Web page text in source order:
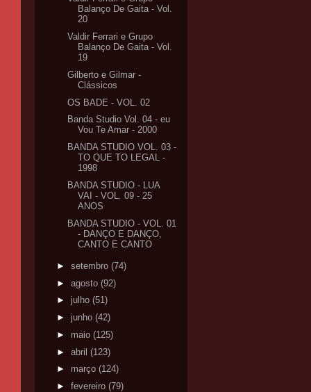
Balanço De Gaita - Vol.
20
Valdir Ferrari e Grupo
Balanço De Gaita - Vol.
19
Gilberto e Gilmar -
Clássicos
OS BADE - VOL. 02
Banda Studio Vol. 04 - eu
Vou Te Amar - 2000
BANDA STUDIO VOL. 03 -
TO QUE TO LEGAL -
1998
BANDA STUDIO - LUA
VAI - VOL. 09 - 25
ANOS
BANDA STUDIO - VOL. 01
- DANÇO E DANÇO,
CANTO E CANTO
► setembro (74)
► agosto (92)
► julho (51)
► junho (42)
► maio (125)
► abril (123)
► março (124)
► fevereiro (79)